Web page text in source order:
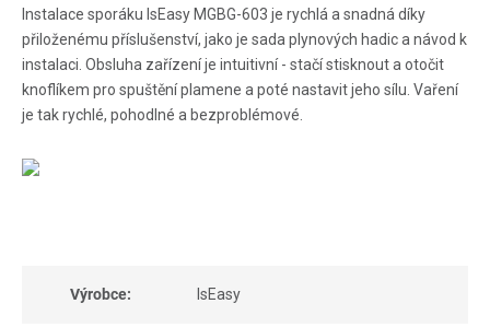
Instalace sporáku IsEasy MGBG-603 je rychlá a snadná díky
přiloženému příslušenství, jako je sada plynových hadic a návod k
instalaci. Obsluha zařízení je intuitivní - stačí stisknout a otočit
knoflíkem pro spuštění plamene a poté nastavit jeho sílu. Vaření
je tak rychlé, pohodlné a bezproblémové.
Výrobce: IsEasy